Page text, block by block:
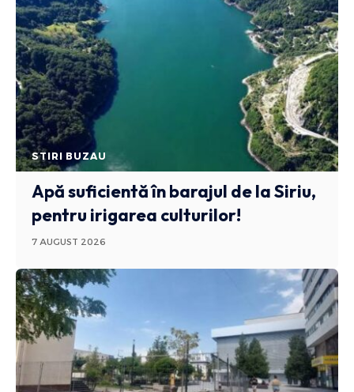
STIRI BUZAU
Apă suficientă în barajul de la Siriu,
pentru irigarea culturilor!
7 AUGUST 2026